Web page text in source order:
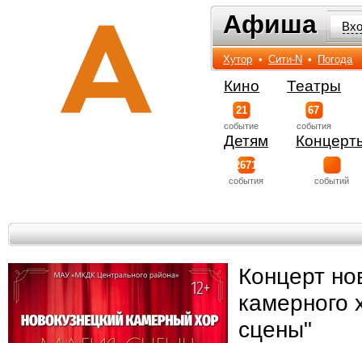
Афиша
Афиша
Хутор • Сити-N • Погода
Кино
21
событиe
Театры
67
события
Детям
2671
события событий
Концерт
камерного
сцены"